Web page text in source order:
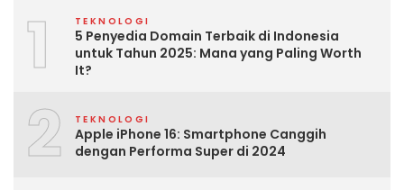
1 TEKNOLOGI
5 Penyedia Domain Terbaik di Indonesia
untuk Tahun 2025: Mana yang Paling Worth
It?
2 TEKNOLOGI
Apple iPhone 16: Smartphone Canggih
dengan Performa Super di 2024